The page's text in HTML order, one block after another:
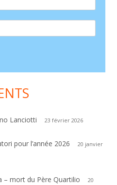
Lanciotti 23 février 2026
pour l’année 2026
20 janvier
– mort du Père Quartilio
20